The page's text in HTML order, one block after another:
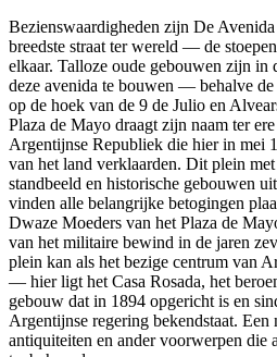
Bezienswaardigheden zijn De
breedste straat ter wereld — de
elkaar. Talloze oude gebouwen zijn in
deze avenida te bouwen — behalve de
op de hoek van de 9 de Julio en
Plaza de Mayo draagt zijn naam ter
Argentijnse Republiek die hier in mei
van het land verklaarden. Dit plein
standbeeld en historische gebouwen
vinden alle belangrijke betogingen
Dwaze Moeders van het Plaza de
van het militaire bewind in de jaren
plein kan als het bezige centrum van
— hier ligt het Casa Rosada, het
gebouw dat in 1894 opgericht is en
Argentijnse regering bekendstaat.
antiquiteiten en ander voorwerpen die